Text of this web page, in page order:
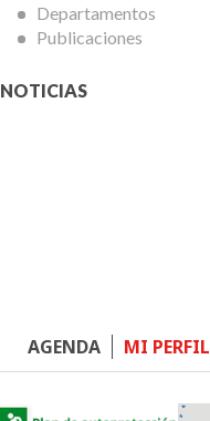
Departamentos
Publicaciones
NOTICIAS
Footer
menu
AGENDA MI PERFIL